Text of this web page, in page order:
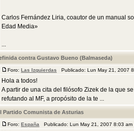
Carlos Fernández Liria, coautor de un manual
Edad Media»
...
contra Gustavo Bueno (Balmaseda)
Foro: Las Izquierdas Publicado: Lun May 21, 2007
Hola a todos!
A partir de una cita del filósofo Zizek de la que
refutando al MF, a propósito de la te ...
Partido Comunista de Asturias
Foro: España Publicado: Lun May 21, 2007 8:03